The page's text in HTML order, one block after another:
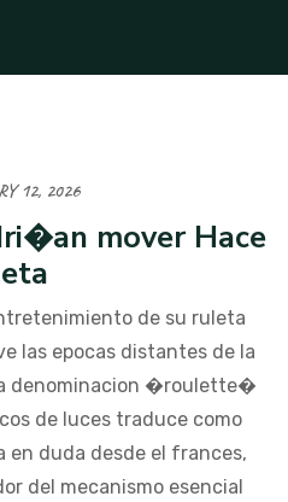
12, 2026
mover Hace
de su ruleta
las epocas distantes de la
denominacion �roulette�
de luces traduce como
duda desde el frances,
del mecanismo esencial